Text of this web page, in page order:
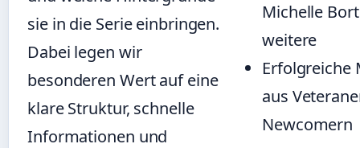
sie in die Serie einbringen.
Dabei legen wir
besonderen Wert auf eine
klare Struktur, schnelle
Informationen und
Michelle
weitere
Erfolgreiche
aus
Newcomern